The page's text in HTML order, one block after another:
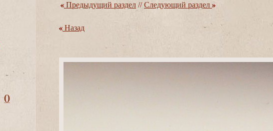
()
Предыдущий раздел //Следующий раздел
Назад